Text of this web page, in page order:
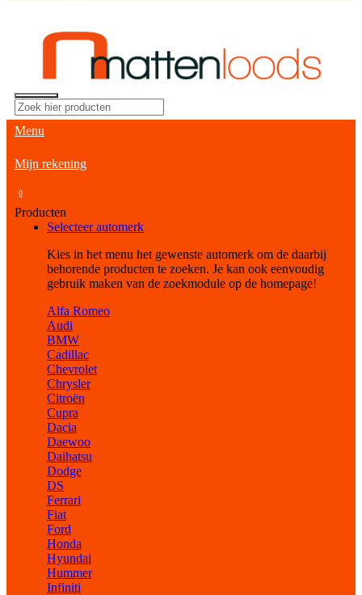
Menu
Mijn rekening
0
Producten
Selecteer automerk
Kies in het menu het gewenste automerk om de daarbij
behorende producten te zoeken. Je kan ook eenvoudig
gebruik maken van de zoekmodule op de homepage!
Alfa Romeo
Audi
BMW
Cadillac
Chevrolet
Chrysler
Citroën
Cupra
Dacia
Daewoo
Daihatsu
Dodge
DS
Ferrari
Fiat
Ford
Honda
Hyundai
Hummer
Infiniti